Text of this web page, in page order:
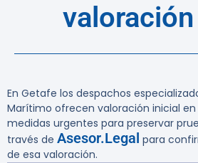
En Getafe los despachos
Marítimo ofrecen valoración inicial
medidas urgentes para preservar
través de Asesor.Legal para
de esa valoración.